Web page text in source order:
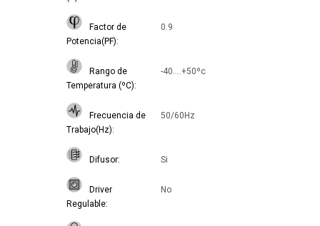
Factor de
Potencia(PF)
0.9
Rango de
Temperatura (ºC)
-40....+50ºc
Frecuencia de
Trabajo(Hz)
50/60Hz
Difusor Si
Driver
Regulable
No